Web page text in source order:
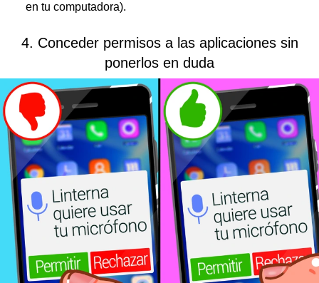
en tu computadora).
4. Conceder permisos a las aplicaciones sin
ponerlos en duda